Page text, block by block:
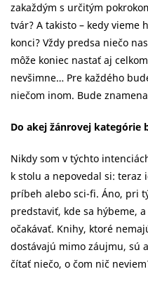
zakaždým s určitým
tvár? A takisto – kedy vieme
konci? Vždy predsa niečo
môže koniec nastať aj
nevšimne… Pre každého
niečom inom. Bude
Do akej žánrovej kategórie
Nikdy som v týchto
k stolu a nepovedal si:
príbeh alebo sci-fi. Áno, pri
predstaviť, kde sa hýbeme,
očakávať. Knihy, ktoré
dostávajú mimo záujmu, sú
čítať niečo, o čom nič